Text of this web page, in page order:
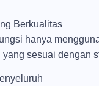
Berkualitas
hanya
yang sesuai dengan